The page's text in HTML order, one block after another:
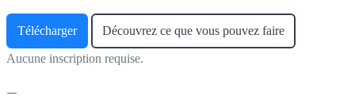
Télécharger Découvrez ce que vous pouvez faire
Aucune inscription requise.